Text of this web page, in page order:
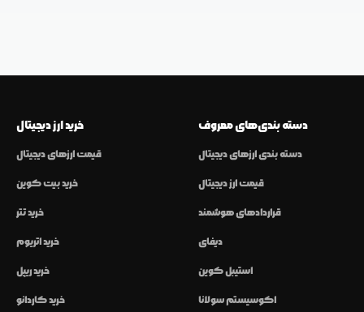
خرید ارز دیجیتال
قیمت ارزهای دیجیتال
خرید بیت کوین
خرید تتر
خرید اتریوم
خرید ریپل
خرید کاردانو
دسته بندی‌های معروف
دسته بندی ارزهای دیجیتال
قیمت ارز دیجیتال
قراردادهای هوشمند
دیفای
استیبل کوین
اکوسیستم سولانا